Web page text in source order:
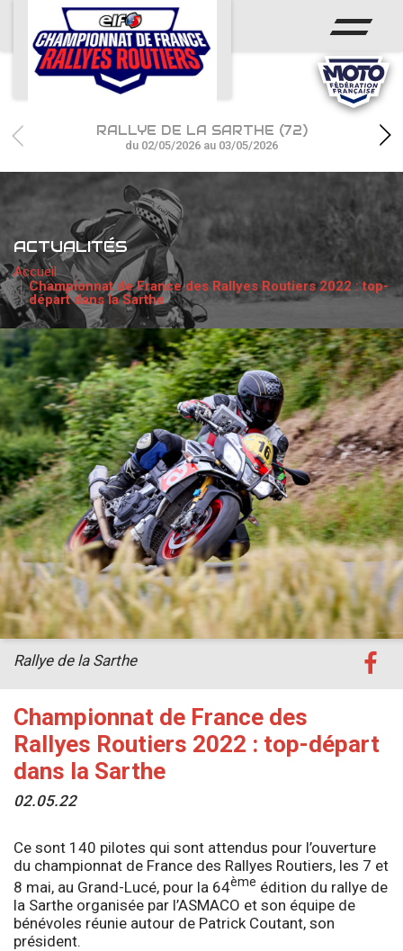
ACCUEIL
ACTUS
CALENDRIER
CHAMPIONNAT
RÉSULTATS
PHOTOS / WEB TV
PARTENAIRES
RALLYE DE LA SARTHE (72)
du 02/05/2026 au 03/05/2026
ACTUALITÉS
Accueil
Championnat de France des Rallyes Routiers 2022 : top-
départ dans la Sarthe
Championnat de France des
Rallyes Routiers 2022 : top-départ
dans la Sarthe
02.05.22
Rallye de la Sarthe
Ce sont 140 pilotes qui sont attendus pour l’ouverture
du championnat de France des Rallyes Routiers, les 7 et
8 mai, au Grand-Lucé, pour la 64ème édition du rallye de
la Sarthe organisée par l’ASMACO et son équipe de
bénévoles réunie autour de Patrick Coutant, son
président.